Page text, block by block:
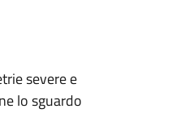
severe e
lo sguardo